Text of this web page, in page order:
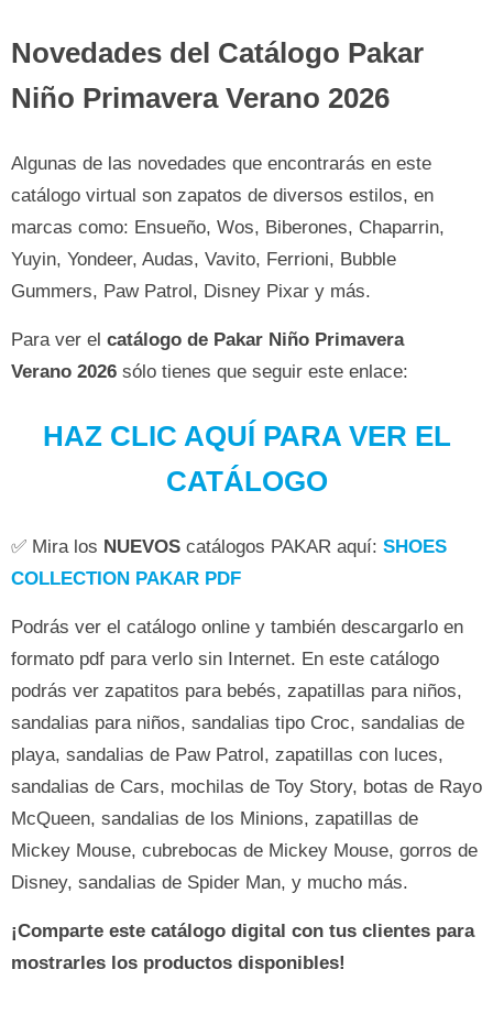
Novedades del Catálogo Pakar
Niño Primavera Verano 2026
Algunas de las novedades que encontrarás en este
catálogo virtual son zapatos de diversos estilos, en
marcas como: Ensueño, Wos, Biberones, Chaparrin,
Yuyin, Yondeer, Audas, Vavito, Ferrioni, Bubble
Gummers, Paw Patrol, Disney Pixar y más.
Para ver el catálogo de Pakar Niño Primavera
Verano 2026 sólo tienes que seguir este enlace:
HAZ CLIC AQUÍ PARA VER EL
CATÁLOGO
✅ Mira los NUEVOS catálogos PAKAR aquí: SHOES
COLLECTION PAKAR PDF
Podrás ver el catálogo online y también descargarlo en
formato pdf para verlo sin Internet. En este catálogo
podrás ver zapatitos para bebés, zapatillas para niños,
sandalias para niños, sandalias tipo Croc, sandalias de
playa, sandalias de Paw Patrol, zapatillas con luces,
sandalias de Cars, mochilas de Toy Story, botas de Rayo
McQueen, sandalias de los Minions, zapatillas de
Mickey Mouse, cubrebocas de Mickey Mouse, gorros de
Disney, sandalias de Spider Man, y mucho más.
¡Comparte este catálogo digital con tus clientes para
mostrarles los productos disponibles!